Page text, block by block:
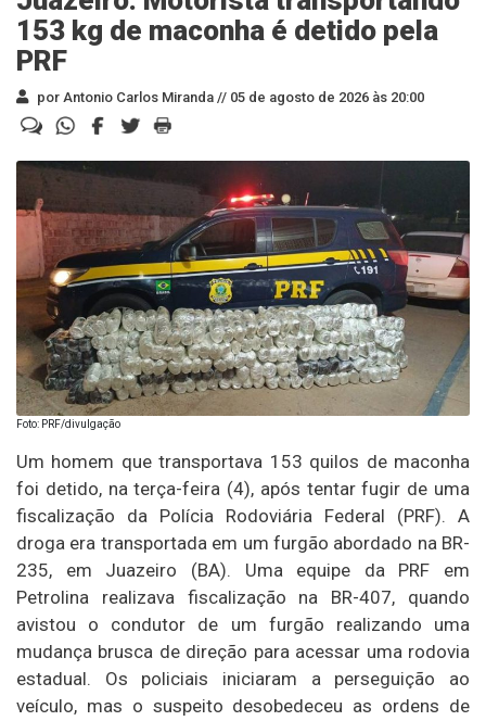
153 kg de maconha é detido pela
PRF
por Antonio Carlos Miranda // 05 de agosto de 2026 às 20:00
Foto: PRF/divulgação
Um homem que transportava 153 quilos de maconha
foi detido, na terça-feira (4), após tentar fugir de uma
fiscalização da Polícia Rodoviária Federal (PRF). A
droga era transportada em um furgão abordado na BR-
235, em Juazeiro (BA). Uma equipe da PRF em
Petrolina realizava fiscalização na BR-407, quando
avistou o condutor de um furgão realizando uma
mudança brusca de direção para acessar uma rodovia
estadual. Os policiais iniciaram a perseguição ao
veículo, mas o suspeito desobedeceu as ordens de